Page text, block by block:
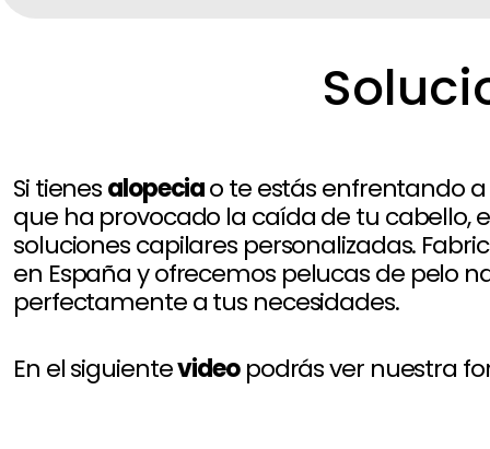
Si tienesalopeciao te estás enfrentando
que ha provocado la caída de tu cabello,
soluciones capilares personalizadas.
en España y ofrecemos pelucas de pelo
perfectamente a tus necesidades.
En el siguientevideopodrás ver nuestra